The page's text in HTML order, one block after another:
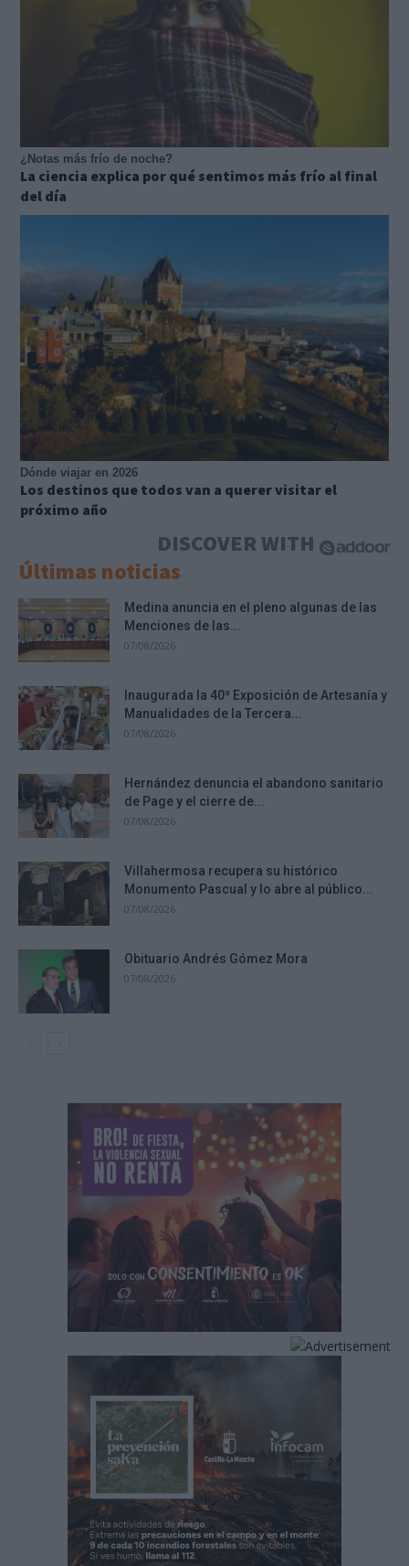
¿Notas más frío de noche?
La ciencia explica por qué sentimos más frío al final
del día
Dónde viajar en 2026
Los destinos que todos van a querer visitar el
próximo año
DISCOVER WITH
Últimas noticias
Medina anuncia en el pleno algunas de las
Menciones de las...
07/08/2026
Inaugurada la 40ª Exposición de Artesanía y
Manualidades de la Tercera...
07/08/2026
Hernández denuncia el abandono sanitario
de Page y el cierre de...
07/08/2026
Villahermosa recupera su histórico
Monumento Pascual y lo abre al público...
07/08/2026
Obituario Andrés Gómez Mora
07/08/2026